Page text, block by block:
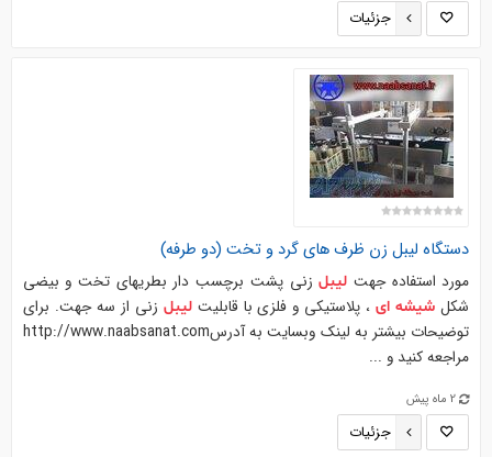
جزئیات
دستگاه لیبلزن ظرف های گرد و تخت (دو طرفه)
مورد استفاده جهت لیبلزنی پشت برچسب دار بطریهای تخت و بیضی
شکل شیشه ای، پلاستیکی و فلزی با قابلیتلیبل زنی از سه جهت. برای
توضیحات بیشتر به لینک وبسایت به آدرسhttp://www.naabsanat.com
مراجعه کنید و ...
2 ماه پیش
جزئیات